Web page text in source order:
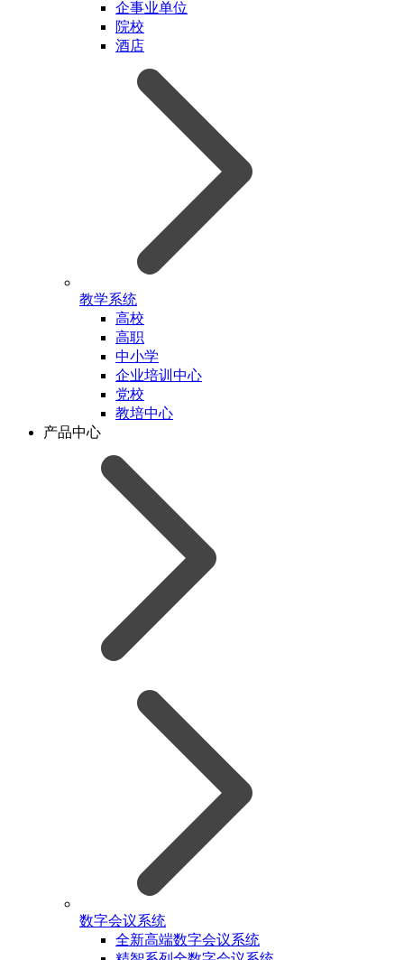
企事业单位
院校
酒店
教学系统
高校
高职
中小学
企业培训中心
党校
教培中心
产品中心
数字会议系统
全新高端数字会议系统